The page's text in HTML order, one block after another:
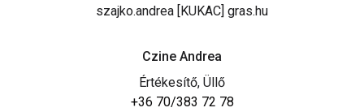
szajko.andrea [KUKAC] gras.hu
Czine Andrea
Értékesítő, Üllő
+36 70/383 72 78